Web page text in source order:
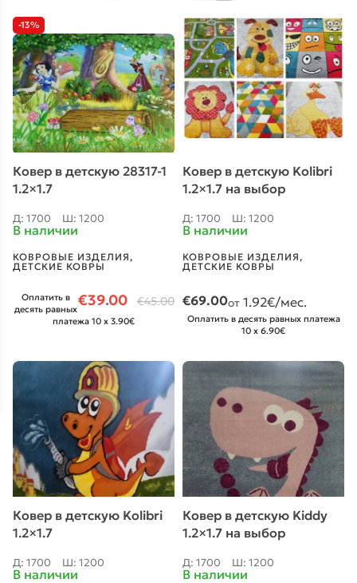
-13%
Ковер в детскую 28317-1
1.2×1.7
Д: 1700 Ш: 1200
В наличии
КОВРОВЫЕ ИЗДЕЛИЯ,
ДЕТСКИЕ КОВРЫ
€39.00 €45.00
Оплатить в
десять равных
платежа 10 x 3.90€
Ковер в детскую Kolibri
1.2×1.7 на выбор
Д: 1700 Ш: 1200
В наличии
КОВРОВЫЕ ИЗДЕЛИЯ,
ДЕТСКИЕ КОВРЫ
€69.00от 1.92€/мес.
Оплатить в десять равных платежа
10 x 6.90€
Ковер в детскую Kolibri
1.2×1.7
Д: 1700 Ш: 1200
В наличии
Ковер в детскую Kiddy
1.2×1.7 на выбор
Д: 1700 Ш: 1200
В наличии